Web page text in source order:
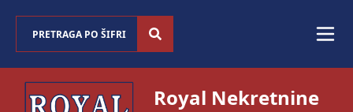
Royal Nekretnine